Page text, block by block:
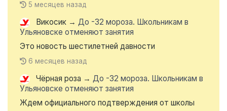
5 месяцев назад
Викосик → До -32 мороза. Школьникам в
Ульяновске отменяют занятия
Это новость шестилетней давности
6 месяцев назад
Чёрная роза → До -32 мороза. Школьникам в
Ульяновске отменяют занятия
Ждем официального подтверждения от школы